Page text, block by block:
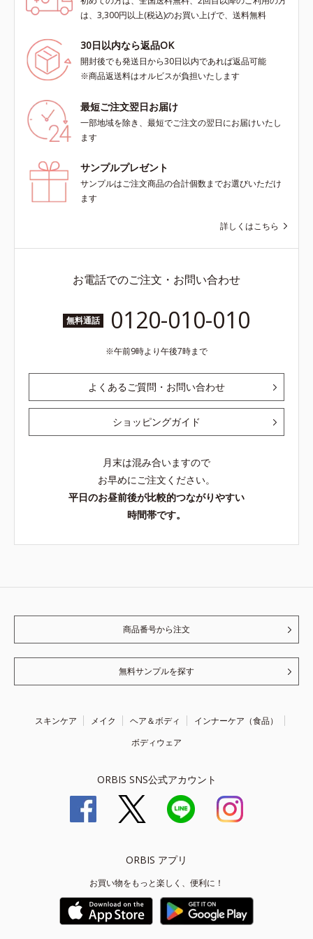
は、3,300円以上(税込)のお買い上げで、送料無料
30日以内なら返品OK
開封後でも発送日から30日以内であれば返品可能
※商品返送料はオルビスが負担いたします
最短ご注文翌日お届け
一部地域を除き、最短でご注文の翌日にお届けいたし
ます
サンプルプレゼント
サンプルはご注文商品の合計個数までお選びいただけ
ます
詳しくはこちら
お電話でのご注文・お問い合わせ
無料通話 0120-010-010
午前9時より午後7時まで
よくあるご質問・お問い合わせ
ショッピングガイド
月末は混み合いますので
お早めにご注文ください。
平日のお昼前後が比較的つながりやすい
時間帯です。
商品番号から注文
無料サンプルを探す
スキンケア メイク ヘア＆ボディ
インナーケア（食品）
ボディウェア
ORBIS SNS公式アカウント
ORBIS アプリ
お買い物をもっと楽しく、便利に！